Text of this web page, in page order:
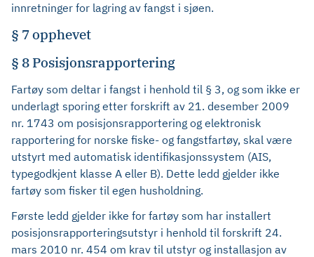
innretninger for lagring av fangst i sjøen.
§ 7 opphevet
§ 8 Posisjonsrapportering
Fartøy som deltar i fangst i henhold til § 3, og som ikke er
underlagt sporing etter forskrift av 21. desember 2009
nr. 1743 om posisjonsrapportering og elektronisk
rapportering for norske fiske- og fangstfartøy, skal være
utstyrt med automatisk identifikasjonssystem (AIS,
typegodkjent klasse A eller B). Dette ledd gjelder ikke
fartøy som fisker til egen husholdning.
Første ledd gjelder ikke for fartøy som har installert
posisjonsrapporteringsutstyr i henhold til forskrift 24.
mars 2010 nr. 454 om krav til utstyr og installasjon av